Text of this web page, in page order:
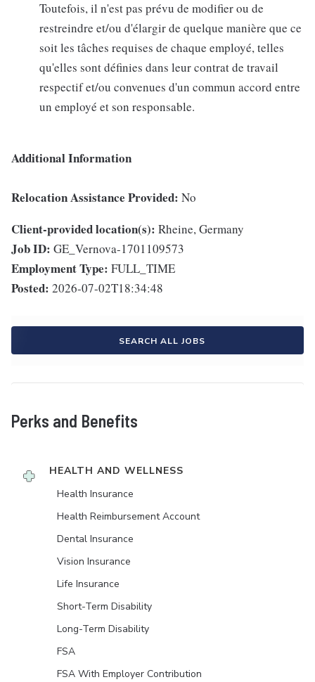
Toutefois, il n'est pas prévu de modifier ou de
restreindre et/ou d'élargir de quelque manière que ce
soit les tâches requises de chaque employé, telles
qu'elles sont définies dans leur contrat de travail
respectif et/ou convenues d'un commun accord entre
un employé et son responsable.
Additional Information
Relocation Assistance Provided: No
Client-provided location(s): Rheine, Germany
Job ID: GE_Vernova-1701109573
Employment Type: FULL_TIME
Posted: 2026-07-02T18:34:48
SEARCH ALL JOBS
Perks and Benefits
HEALTH AND WELLNESS
Health Insurance
Health Reimbursement Account
Dental Insurance
Vision Insurance
Life Insurance
Short-Term Disability
Long-Term Disability
FSA
FSA With Employer Contribution